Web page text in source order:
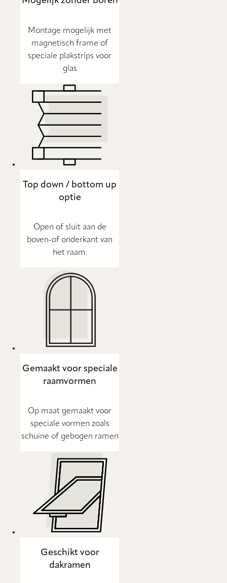
Montage mogelijk met
magnetisch frame of
speciale plakstrips voor
glas
Top down / bottom up
optie
Open of sluit aan de
boven-of onderkant van
het raam.
Gemaakt voor speciale
raamvormen
Op maat gemaakt voor
speciale vormen zoals
schuine of gebogen ramen
Geschikt voor
dakramen